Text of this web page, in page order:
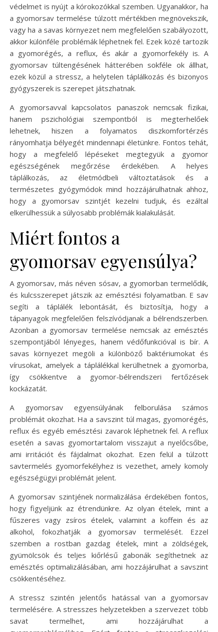
védelmet is nyújt a kórokozókkal szemben. Ugyanakkor, ha
a gyomorsav termelése túlzott mértékben megnövekszik,
vagy ha a savas környezet nem megfelelően szabályozott,
akkor különféle problémák léphetnek fel. Ezek közé tartozik
a gyomorégés, a reflux, és akár a gyomorfekély is. A
gyomorsav túltengésének hátterében sokféle ok állhat,
ezek közül a stressz, a helytelen táplálkozás és bizonyos
gyógyszerek is szerepet játszhatnak.
A gyomorsavval kapcsolatos panaszok nemcsak fizikai,
hanem pszichológiai szempontból is megterhelőek
lehetnek, hiszen a folyamatos diszkomfortérzés
rányomhatja bélyegét mindennapi életünkre. Fontos tehát,
hogy a megfelelő lépéseket megtegyük a gyomor
egészségének megőrzése érdekében. A helyes
táplálkozás, az életmódbeli változtatások és a
természetes gyógymódok mind hozzájárulhatnak ahhoz,
hogy a gyomorsav szintjét kezelni tudjuk, és ezáltal
elkerülhessük a súlyosabb problémák kialakulását.
Miért fontos a
gyomorsav egyensúlya?
A gyomorsav, más néven sósav, a gyomorban termelődik,
és kulcsszerepet játszik az emésztési folyamatban. E sav
segíti a táplálék lebontását, és biztosítja, hogy a
tápanyagok megfelelően felszívódjanak a bélrendszerben.
Azonban a gyomorsav termelése nemcsak az emésztés
szempontjából lényeges, hanem védőfunkcióval is bír. A
savas környezet megöli a különböző baktériumokat és
vírusokat, amelyek a táplálékkal kerülhetnek a gyomorba,
így csökkentve a gyomor-bélrendszeri fertőzések
kockázatát.
A gyomorsav egyensúlyának felborulása számos
problémát okozhat. Ha a savszint túl magas, gyomorégés,
reflux és egyéb emésztési zavarok léphetnek fel. A reflux
esetén a savas gyomortartalom visszajut a nyelőcsőbe,
ami irritációt és fájdalmat okozhat. Ezen felül a túlzott
savtermelés gyomorfekélyhez is vezethet, amely komoly
egészségügyi problémát jelent.
A gyomorsav szintjének normalizálása érdekében fontos,
hogy figyeljünk az étrendünkre. Az olyan ételek, mint a
fűszeres vagy zsíros ételek, valamint a koffein és az
alkohol, fokozhatják a gyomorsav termelését. Ezzel
szemben a rostban gazdag ételek, mint a zöldségek,
gyümölcsök és teljes kiőrlésű gabonák segíthetnek az
emésztés optimalizálásában, ami hozzájárulhat a savszint
csökkentéséhez.
A stressz szintén jelentős hatással van a gyomorsav
termelésére. A stresszes helyzetekben a szervezet több
savat termelhet, ami hozzájárulhat a